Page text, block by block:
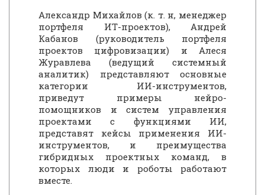
Александр Михайлов (к. т. н, менеджер
портфеля ИТ-проектов), Андрей
Кабанов (руководитель портфеля
проектов цифровизации) и Алеся
Журавлева (ведущий системный
аналитик) представляют основные
категории ИИ-инструментов,
приведут примеры нейро-
помощников и систем управления
проектами с функциями ИИ,
представят кейсы применения ИИ-
инструментов, и преимущества
гибридных проектных команд, в
которых люди и роботы работают
вместе.